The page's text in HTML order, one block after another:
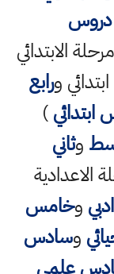
دروس
الابتدائي
ورابع
)
وثاني
الاعدادية
وخامس
وسادس
علمي